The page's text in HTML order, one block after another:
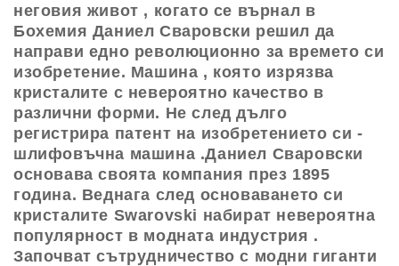
неговия живот , когато се върнал в
Бохемия Даниел Сваровски решил да
направи едно революционно за времето си
изобретение. Машина , която изрязва
кристалите с невероятно качество в
различни форми. Не след дълго
регистрира патент на изобретението си -
шлифовъчна машина .Даниел Сваровски
основава своята компания през 1895
година. Веднага след основаването си
кристалите Swarovski набират невероятна
популярност в модната индустрия .
Започват сътрудничество с модни гиганти